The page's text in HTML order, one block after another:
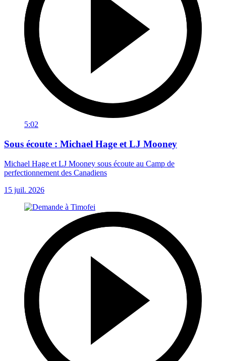
5:02
Sous écoute : Michael Hage et LJ Mooney
Michael Hage et LJ Mooney sous écoute au Camp de
perfectionnement des Canadiens
15 juil. 2026